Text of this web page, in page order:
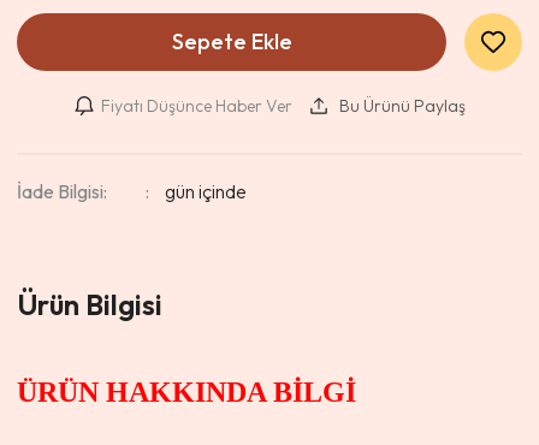
Sepete Ekle
Fiyatı Düşünce Haber Ver Bu Ürünü Paylaş
İade Bilgisi:
Ürün Bilgisi
ÜRÜN HAKKINDA BİLGİ